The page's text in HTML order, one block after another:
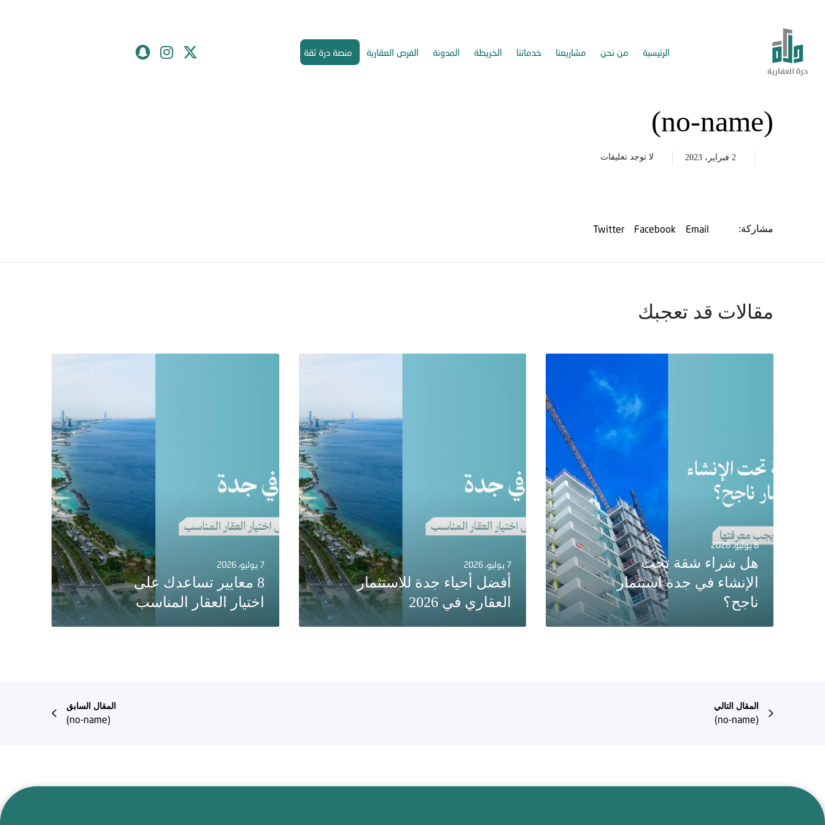
الرئيسية من نحن مشاريعنا خدماتنا الخريطة المدونة الفرص العقارية منصة درة ثقة
(no-name)
2 فبراير، 2023 لا توجد تعليقات
مشاركة: Email
Facebook
Twitter
مقالات قد تعجبك
8 يوليو، 2026
هل شراء شقة تحت
الإنشاء في جدة استثمار
ناجح؟
7 يوليو، 2026
أفضل أحياء جدة للاستثمار
العقاري في 2026
7 يوليو، 2026
8 معايير تساعدك على
اختيار العقار المناسب
المقال السابق
(no-name)
المقال التالي
(no-name)